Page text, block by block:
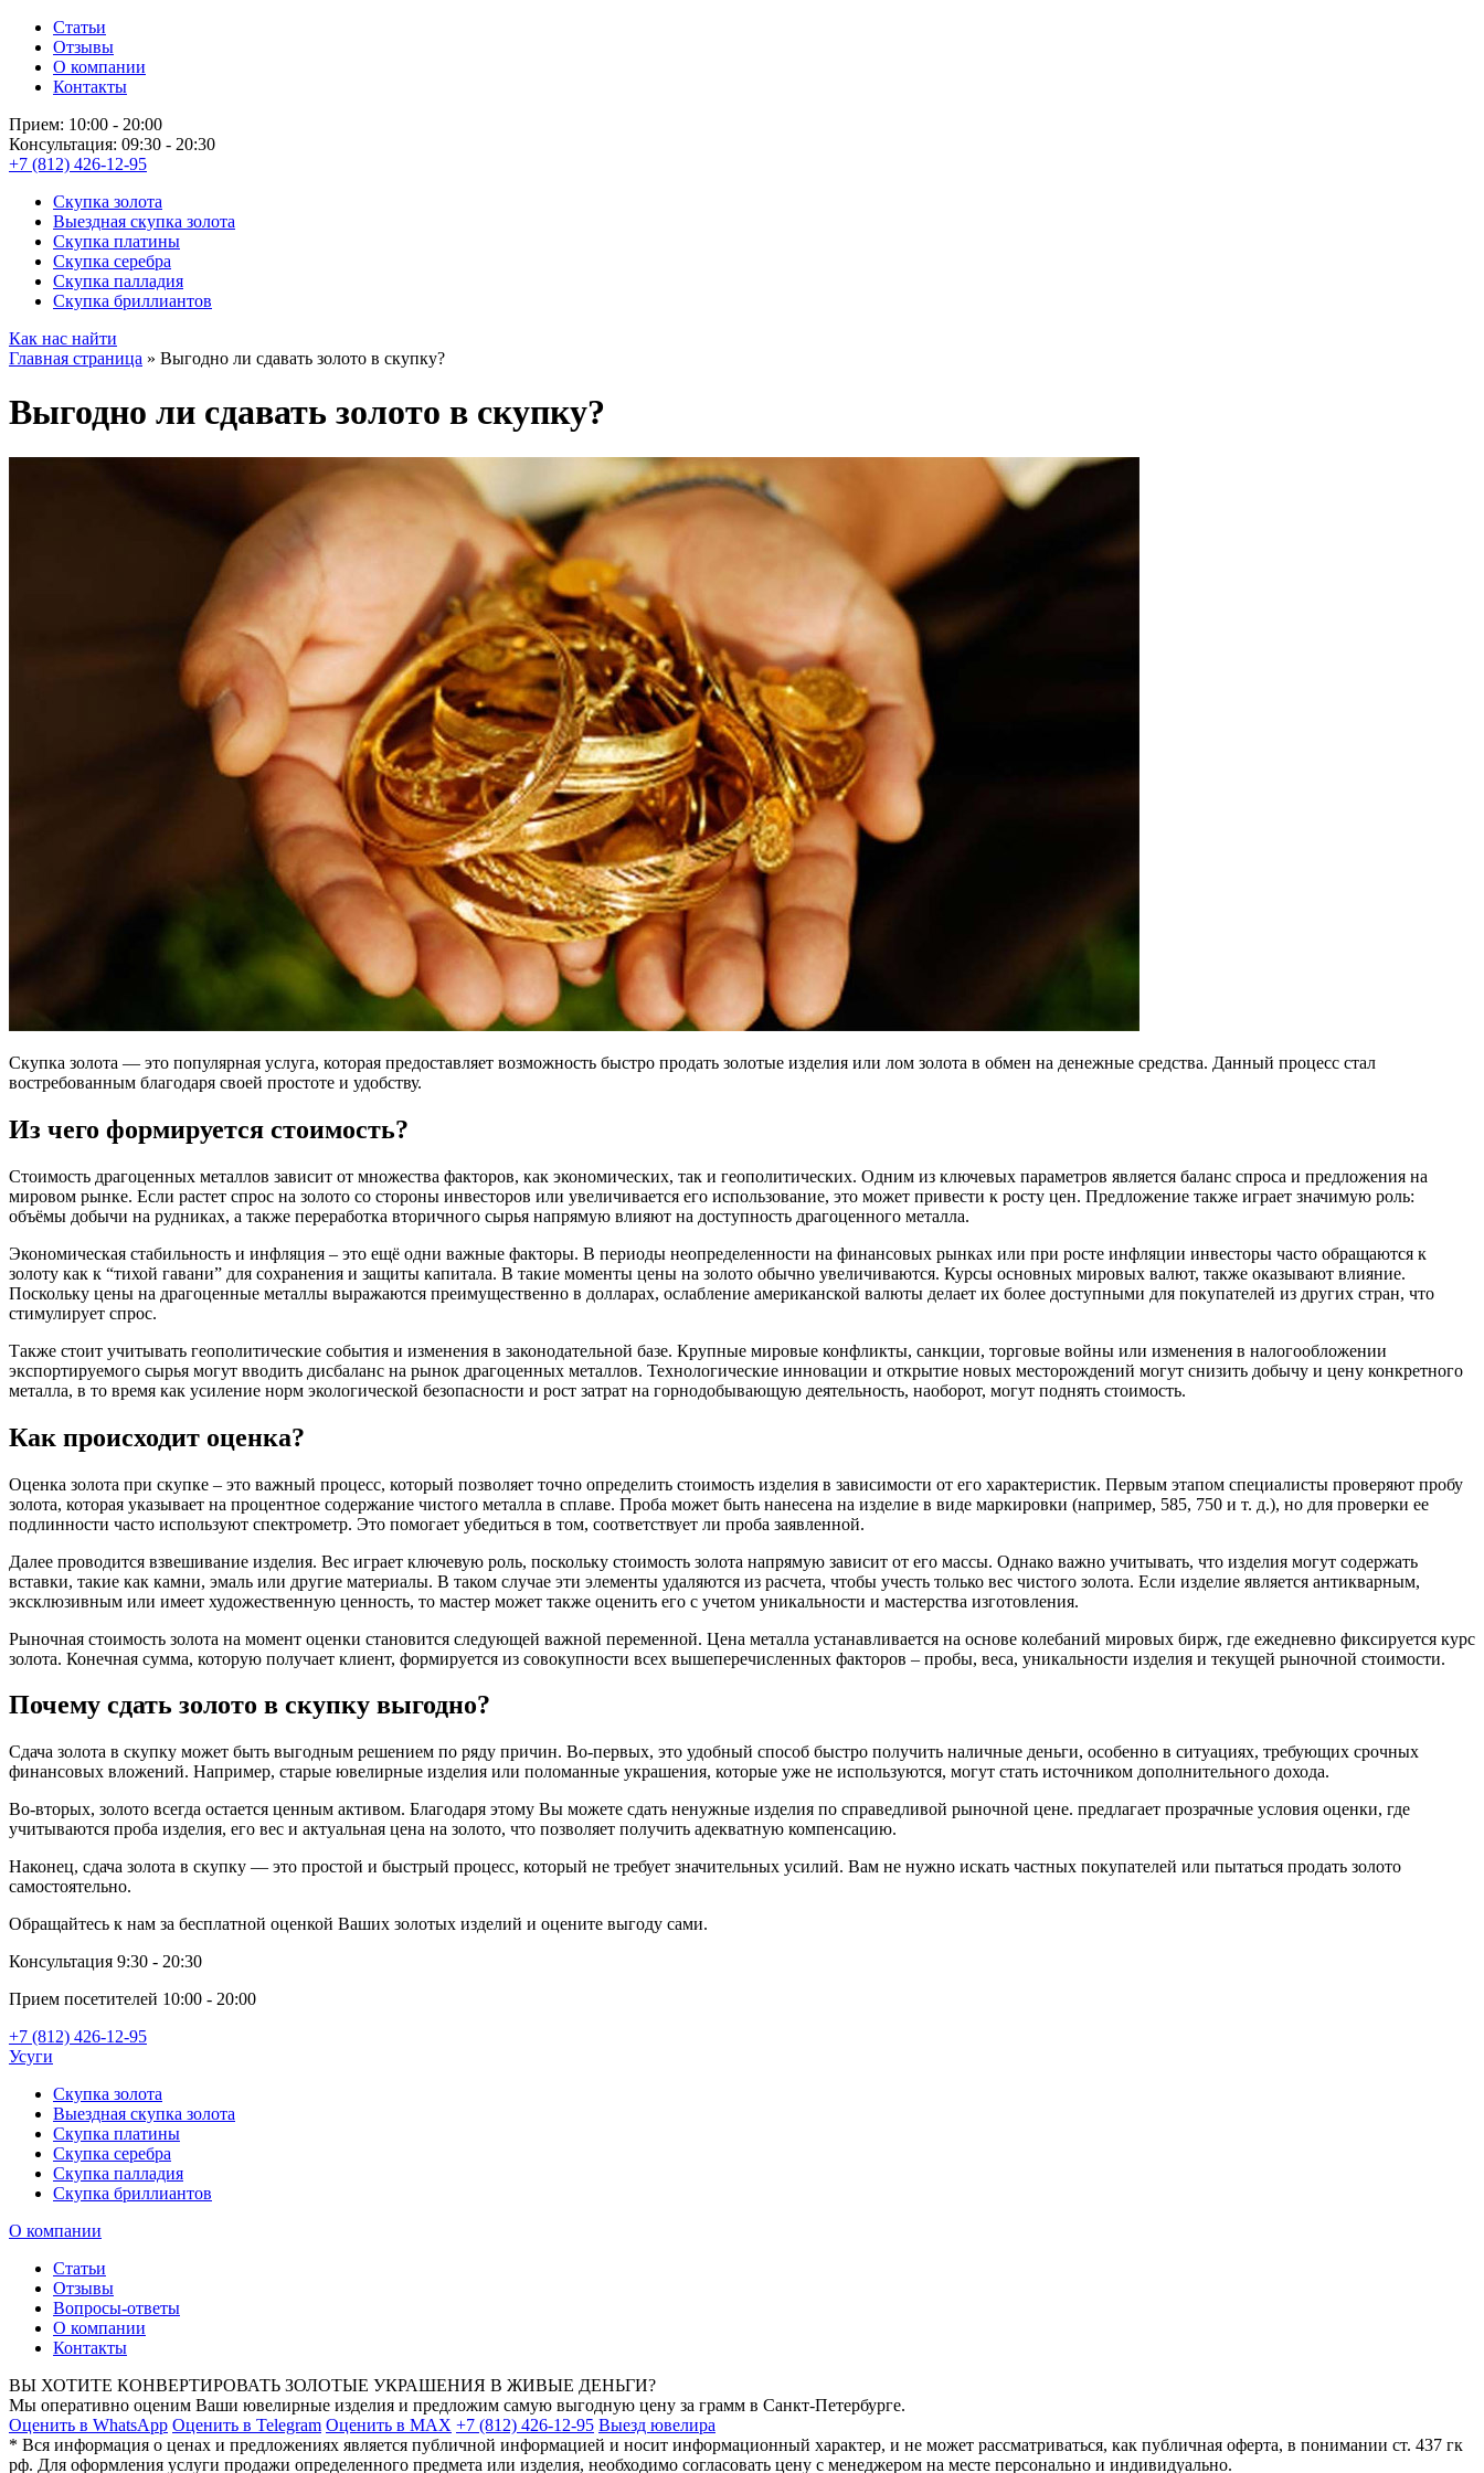
Статьи
Отзывы
О компании
Контакты
Прием: 10:00 - 20:00
Консультация: 09:30 - 20:30
+7 (812) 426-12-95
Скупка золота
Выездная скупка золота
Скупка платины
Скупка серебра
Скупка палладия
Скупка бриллиантов
Как нас найти
Главная страница » Выгодно ли сдавать золото в скупку?
Выгодно ли сдавать золото в скупку?
Скупка золота — это популярная услуга, которая предоставляет возможность быстро продать золотые изделия или лом золота в обмен на денежные средства. Данный процесс стал
востребованным благодаря своей простоте и удобству.
Из чего формируется стоимость?
Стоимость драгоценных металлов зависит от множества факторов, как экономических, так и геополитических. Одним из ключевых параметров является баланс спроса и предложения на
мировом рынке. Если растет спрос на золото со стороны инвесторов или увеличивается его использование, это может привести к росту цен. Предложение также играет значимую роль:
объёмы добычи на рудниках, а также переработка вторичного сырья напрямую влияют на доступность драгоценного металла.
Экономическая стабильность и инфляция – это ещё одни важные факторы. В периоды неопределенности на финансовых рынках или при росте инфляции инвесторы часто обращаются к
золоту как к “тихой гавани” для сохранения и защиты капитала. В такие моменты цены на золото обычно увеличиваются. Курсы основных мировых валют, также оказывают влияние.
Поскольку цены на драгоценные металлы выражаются преимущественно в долларах, ослабление американской валюты делает их более доступными для покупателей из других стран, что
стимулирует спрос.
Также стоит учитывать геополитические события и изменения в законодательной базе. Крупные мировые конфликты, санкции, торговые войны или изменения в налогообложении
экспортируемого сырья могут вводить дисбаланс на рынок драгоценных металлов. Технологические инновации и открытие новых месторождений могут снизить добычу и цену конкретного
металла, в то время как усиление норм экологической безопасности и рост затрат на горнодобывающую деятельность, наоборот, могут поднять стоимость.
Как происходит оценка?
Оценка золота при скупке – это важный процесс, который позволяет точно определить стоимость изделия в зависимости от его характеристик. Первым этапом специалисты проверяют пробу
золота, которая указывает на процентное содержание чистого металла в сплаве. Проба может быть нанесена на изделие в виде маркировки (например, 585, 750 и т. д.), но для проверки ее
подлинности часто используют спектрометр. Это помогает убедиться в том, соответствует ли проба заявленной.
Далее проводится взвешивание изделия. Вес играет ключевую роль, поскольку стоимость золота напрямую зависит от его массы. Однако важно учитывать, что изделия могут содержать
вставки, такие как камни, эмаль или другие материалы. В таком случае эти элементы удаляются из расчета, чтобы учесть только вес чистого золота. Если изделие является антикварным,
эксклюзивным или имеет художественную ценность, то мастер может также оценить его с учетом уникальности и мастерства изготовления.
Рыночная стоимость золота на момент оценки становится следующей важной переменной. Цена металла устанавливается на основе колебаний мировых бирж, где ежедневно фиксируется курс
золота. Конечная сумма, которую получает клиент, формируется из совокупности всех вышеперечисленных факторов – пробы, веса, уникальности изделия и текущей рыночной стоимости.
Почему сдать золото в скупку выгодно?
Сдача золота в скупку может быть выгодным решением по ряду причин. Во-первых, это удобный способ быстро получить наличные деньги, особенно в ситуациях, требующих срочных
финансовых вложений. Например, старые ювелирные изделия или поломанные украшения, которые уже не используются, могут стать источником дополнительного дохода.
Во-вторых, золото всегда остается ценным активом. Благодаря этому Вы можете сдать ненужные изделия по справедливой рыночной цене. предлагает прозрачные условия оценки, где
учитываются проба изделия, его вес и актуальная цена на золото, что позволяет получить адекватную компенсацию.
Наконец, сдача золота в скупку — это простой и быстрый процесс, который не требует значительных усилий. Вам не нужно искать частных покупателей или пытаться продать золото
самостоятельно.
Обращайтесь к нам за бесплатной оценкой Ваших золотых изделий и оцените выгоду сами.
Консультация 9:30 - 20:30
Прием посетителей 10:00 - 20:00
+7 (812) 426-12-95
Усуги
Скупка золота
Выездная скупка золота
Скупка платины
Скупка серебра
Скупка палладия
Скупка бриллиантов
О компании
Статьи
Отзывы
Вопросы-ответы
О компании
Контакты
ВЫ ХОТИТЕ КОНВЕРТИРОВАТЬ ЗОЛОТЫЕ УКРАШЕНИЯ В ЖИВЫЕ ДЕНЬГИ?
Мы оперативно оценим Ваши ювелирные изделия и предложим самую выгодную цену за грамм в Санкт-Петербурге.
Оценить в WhatsApp Оценить в Telegram Оценить в MAX +7 (812) 426-12-95 Выезд ювелира
* Вся информация о ценах и предложениях является публичной информацией и носит информационный характер, и не может рассматриваться, как публичная оферта, в понимании ст. 437 гк
рф. Для оформления услуги продажи определенного предмета или изделия, необходимо согласовать цену с менеджером на месте персонально и индивидуально.